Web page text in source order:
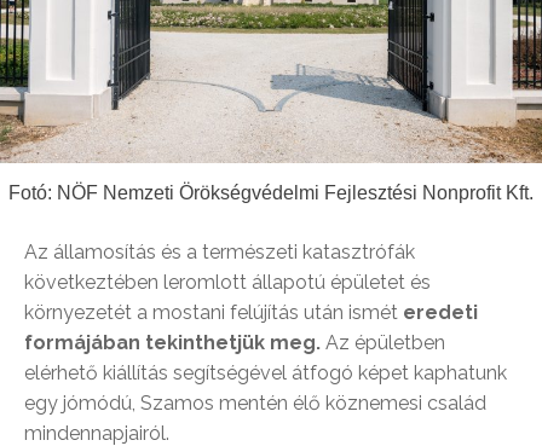
Fotó: NÖF Nemzeti Örökségvédelmi Fejlesztési Nonprofit Kft.
Az államosítás és a természeti katasztrófák
következtében leromlott állapotú épületet és
környezetét a mostani felújítás után ismét eredeti
formájában tekinthetjük meg. Az épületben
elérhető kiállítás segítségével átfogó képet kaphatunk
egy jómódú, Szamos mentén élő köznemesi család
mindennapjairól.